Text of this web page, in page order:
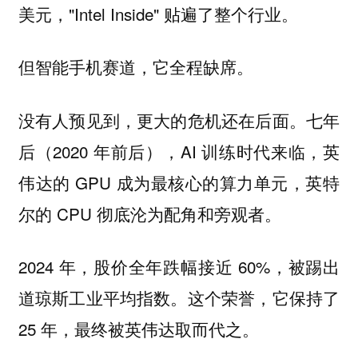
美元，"Intel Inside" 贴遍了整个行业。
但智能手机赛道，它全程缺席。
没有人预见到，更大的危机还在后面。七年
后（2020 年前后），AI 训练时代来临，英
伟达的 GPU 成为最核心的算力单元，英特
尔的 CPU 彻底沦为配角和旁观者。
2024 年，股价全年跌幅接近 60%，被踢出
道琼斯工业平均指数。这个荣誉，它保持了
25 年，最终被英伟达取而代之。